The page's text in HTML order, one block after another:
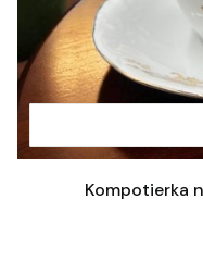
Kompotierka